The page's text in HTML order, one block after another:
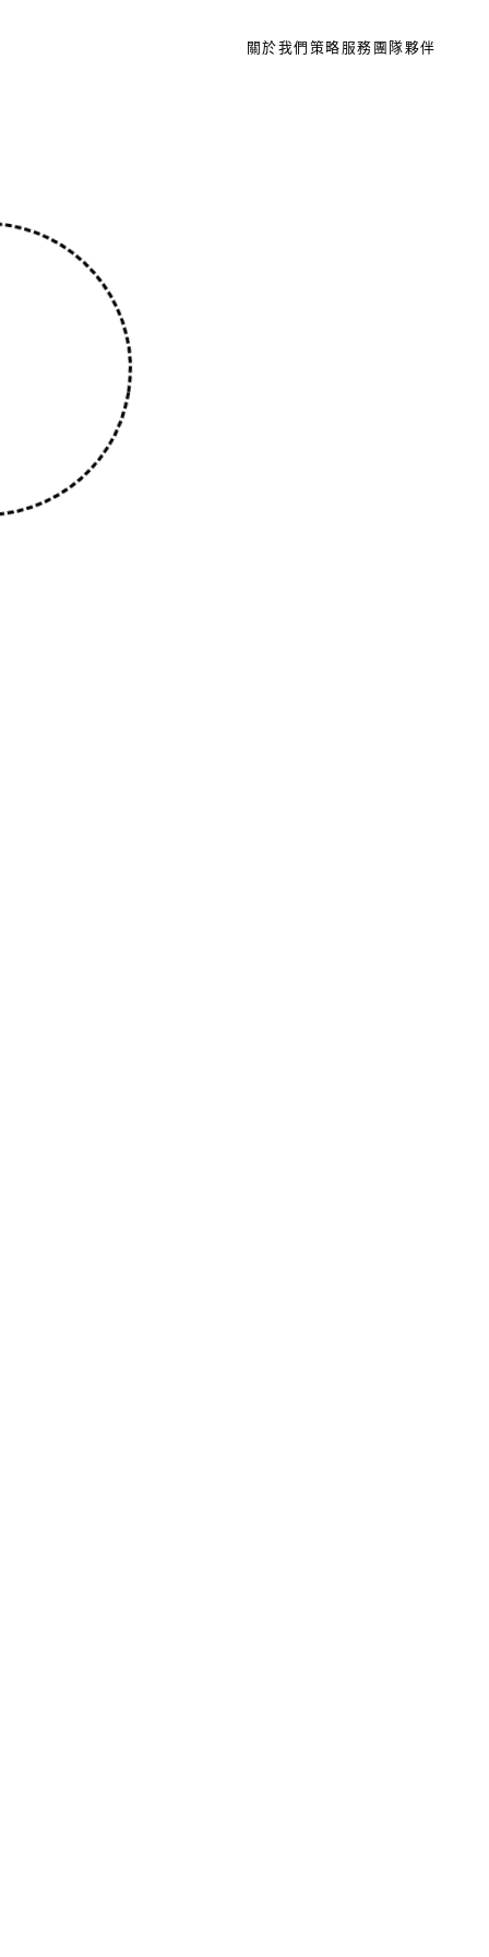
關於我們策略服務團隊夥伴